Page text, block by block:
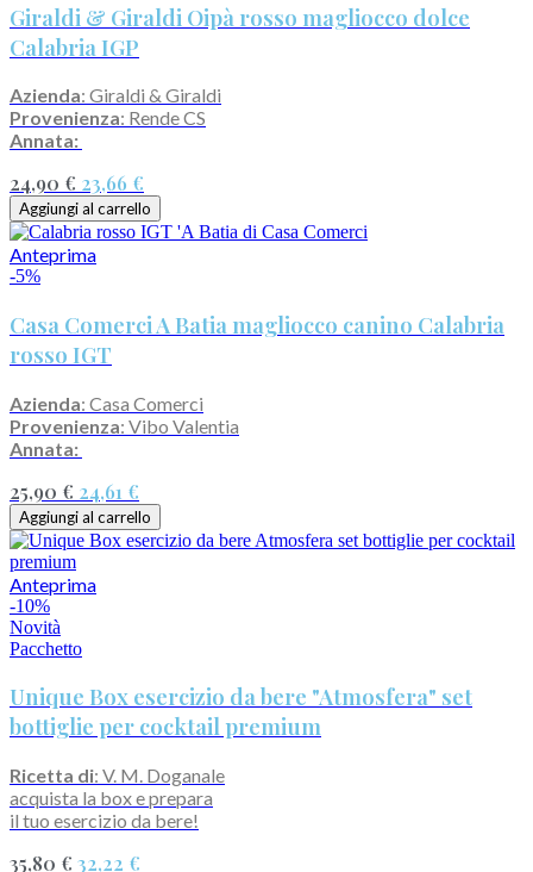
Giraldi & Giraldi Oipà rosso magliocco dolce
Calabria IGP
Azienda: Giraldi & Giraldi
Provenienza: Rende CS
Annata:
24,90 € 23,66 €
Aggiungi al carrello
Anteprima
-5%
Casa Comerci A Batia magliocco canino Calabria
rosso IGT
Azienda: Casa Comerci
Provenienza: Vibo Valentia
Annata:
25,90 € 24,61 €
Aggiungi al carrello
Anteprima
-10%
Novità
Pacchetto
Unique Box esercizio da bere "Atmosfera" set
bottiglie per cocktail premium
Ricetta di: V. M. Doganale
acquista la box e prepara
il tuo esercizio da bere!
35,80 € 32,22 €